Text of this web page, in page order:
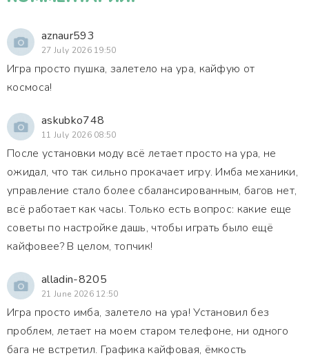
aznaur593
27 July 2026 19:50
Игра просто пушка, залетело на ура, кайфую от
космоса!
askubko748
11 July 2026 08:50
После установки моду всё летает просто на ура, не
ожидал, что так сильно прокачает игру. Имба механики,
управление стало более сбалансированным, багов нет,
всё работает как часы. Только есть вопрос: какие еще
советы по настройке дашь, чтобы играть было ещё
кайфовее? В целом, топчик!
alladin-8205
21 June 2026 12:50
Игра просто имба, залетело на ура! Установил без
проблем, летает на моем старом телефоне, ни одного
бага не встретил. Графика кайфовая, ёмкость